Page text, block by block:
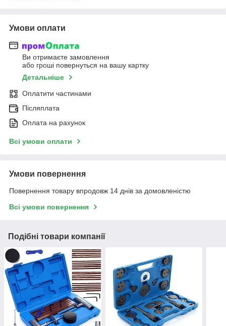
Умови оплати
Ви отримаєте замовлення
або гроші повернуться на вашу картку
Детальніше
Оплатити частинами
Післяплата
Оплата на рахунок
Всі умови оплати
Умови повернення
Повернення товару впродовж 14 днів за домовленістю
Всі умови повернення
Подібні товари компанії